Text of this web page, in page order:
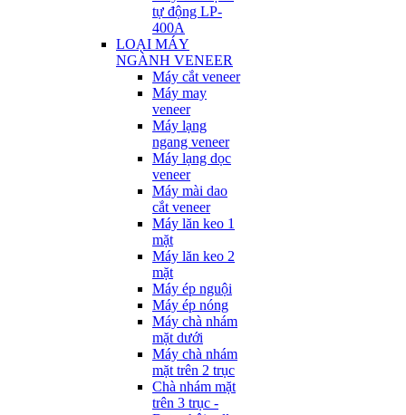
tự động LP-
400A
LOẠI MÁY
NGÀNH VENEER
Máy cắt veneer
Máy may
veneer
Máy lạng
ngang veneer
Máy lạng dọc
veneer
Máy mài dao
cắt veneer
Máy lăn keo 1
mặt
Máy lăn keo 2
mặt
Máy ép nguội
Máy ép nóng
Máy chà nhám
mặt dưới
Máy chà nhám
mặt trên 2 trục
Chà nhám mặt
trên 3 trục -